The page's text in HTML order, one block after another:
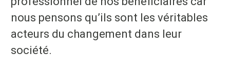
nous pensons qu’ils sont les véritables
acteurs du changement dans leur
société.